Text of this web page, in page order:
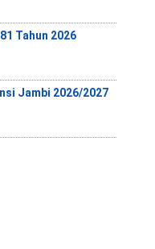
Tahun 2026
Jambi 2026/2027